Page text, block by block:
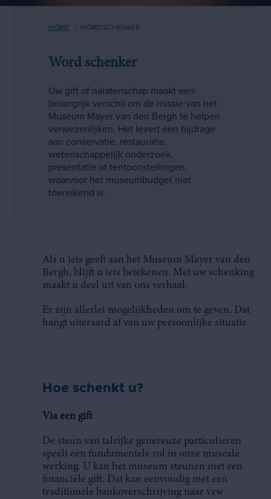
Kruimelpad
HOME WORD SCHENKER
Word schenker
Uw gift of nalatenschap maakt een
belangrijk verschil om de missie van het
Museum Mayer van den Bergh te helpen
verwezenlijken. Het levert een bijdrage
aan conservatie, restauratie,
wetenschappelijk onderzoek,
presentatie of tentoonstellingen,
waarvoor het museumbudget niet
toereikend is.
Als u iets geeft aan het Museum Mayer van den
Bergh, blijft u iets betekenen. Met uw schenking
maakt u deel uit van ons verhaal.
Er zijn allerlei mogelijkheden om te geven. Dat
hangt uiteraard af van uw persoonlijke situatie.
Hoe schenkt u?
Via een gift
De steun van talrijke genereuze particulieren
speelt een fundamentele rol in onze museale
werking. U kan het museum steunen met een
financiële gift. Dat kan eenvoudig met een
traditionele bankoverschrijving naar vzw